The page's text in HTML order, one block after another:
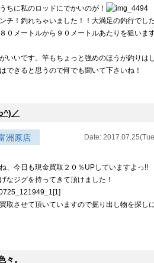
ちに私のロッドにでかいのが！
チ！釣れちゃいました！！大満足の釣行でし
０メートルから９０メートルあたりを狙いま
いいです。竿もちょっと強めのほうが釣りは
できると思うので何でも聞いて下さいね！
／
洲原店 Date:
、今日も現金買取２０％UPしていますよっ!!
なジグを持ってきて頂けました！
取させて頂いていますので掘り出し物を探し
々。